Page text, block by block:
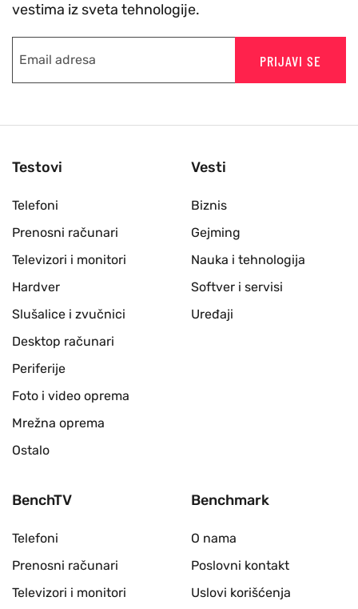
vestima iz sveta tehnologije.
PRIJAVI SE
Testovi
Telefoni
Prenosni računari
Televizori i monitori
Hardver
Slušalice i zvučnici
Desktop računari
Periferije
Foto i video oprema
Mrežna oprema
Ostalo
Vesti
Biznis
Gejming
Nauka i tehnologija
Softver i servisi
Uređaji
BenchTV
Telefoni
Prenosni računari
Televizori i monitori
Benchmark
O nama
Poslovni kontakt
Uslovi korišćenja